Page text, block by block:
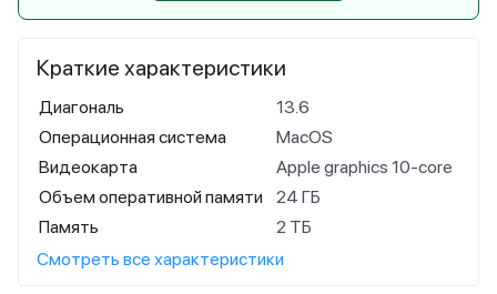
Краткие характеристики
Диагональ
13.6
Операционная система
MacOS
Видеокарта
Apple graphics 10-core
Объем оперативной памяти
24 ГБ
Память
2 ТБ
Смотреть все характеристики